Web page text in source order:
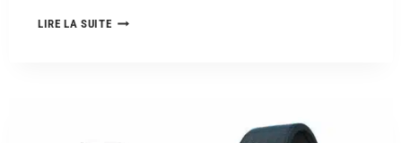
LIRE LA SUITE